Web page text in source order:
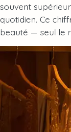
souvent
quotidien. Ce
beauté — seul le